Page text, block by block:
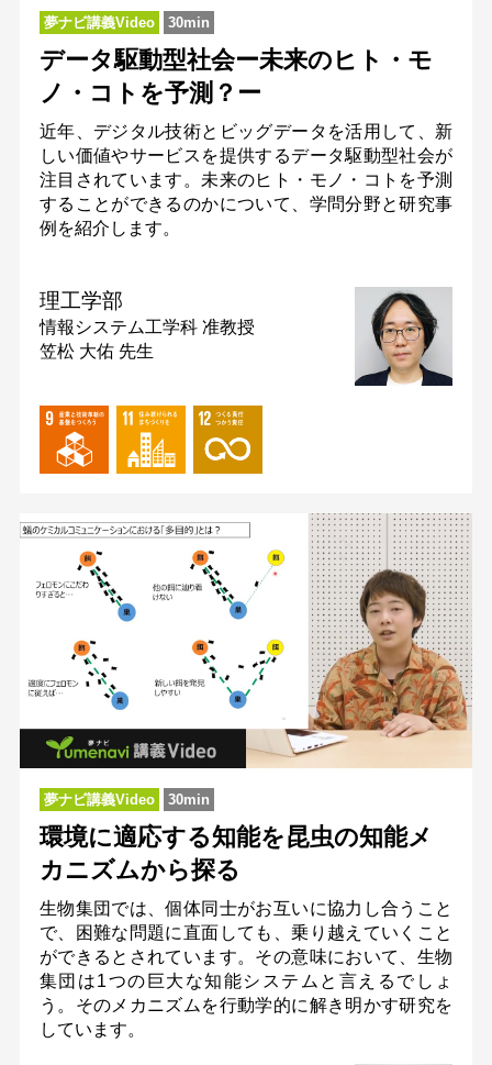
夢ナビ講義Video 30min
データ駆動型社会ー未来のヒト・モ
ノ・コトを予測？ー
近年、デジタル技術とビッグデータを活用して、新
しい価値やサービスを提供するデータ駆動型社会が
注目されています。未来のヒト・モノ・コトを予測
することができるのかについて、学問分野と研究事
例を紹介します。
理工学部
情報システム工学科 准教授
笠松 大佑 先生
夢ナビ講義Video 30min
環境に適応する知能を昆虫の知能メ
カニズムから探る
生物集団では、個体同士がお互いに協力し合うこと
で、困難な問題に直面しても、乗り越えていくこと
ができるとされています。その意味において、生物
集団は1つの巨大な知能システムと言えるでしょ
う。そのメカニズムを行動学的に解き明かす研究を
しています。